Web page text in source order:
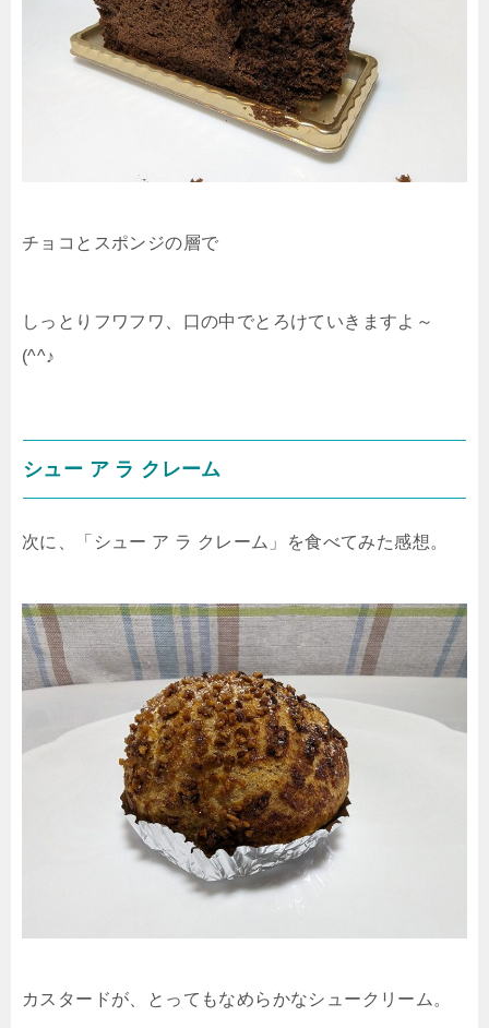
チョコとスポンジの層で
しっとりフワフワ、口の中でとろけていきますよ～
(^^♪
シュー ア ラ クレーム
次に、「シュー ア ラ クレーム」を食べてみた感想。
カスタードが、とってもなめらかなシュークリーム。